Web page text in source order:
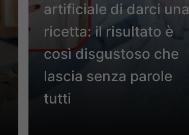
artificiale di darci una
ricetta: il risultato è
così disgustoso che
lascia senza parole
tutti